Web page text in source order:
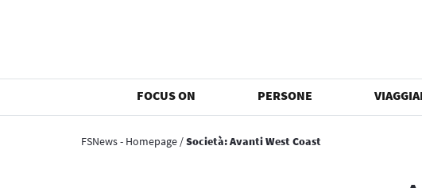
FOCUS ON PERSONE
FSNews - Homepage /Società: Avanti West Coast